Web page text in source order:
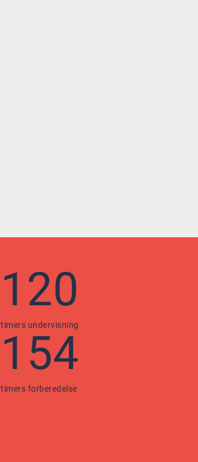
120
timers undervisning
154
timers forberedelse